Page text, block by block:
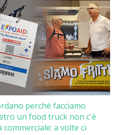
perché facciamo
un food truck non c'è
a volte ci